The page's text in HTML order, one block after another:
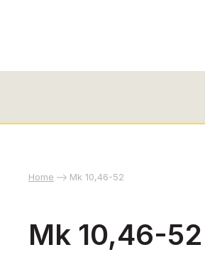
Home Mk 10,46-52
Mk 10,46-52